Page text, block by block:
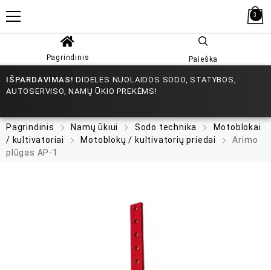
3
Pagrindinis Paieška
IŠPARDAVIMAS! DIDELĖS NUOLAIDOS SODO, STATYBOS,
AUTOSERVISO, NAMŲ ŪKIO PREKĖMS!
Pagrindinis Namų ūkiui Sodo technika
Motoblokai
/ kultivatoriai
Motoblokų / kultivatorių priedai
Arimo
plūgas AP-1